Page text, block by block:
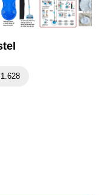
1.628